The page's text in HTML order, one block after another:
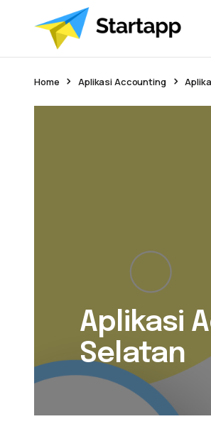
Home Aplikasi Accounting
Aplikasi
Selatan